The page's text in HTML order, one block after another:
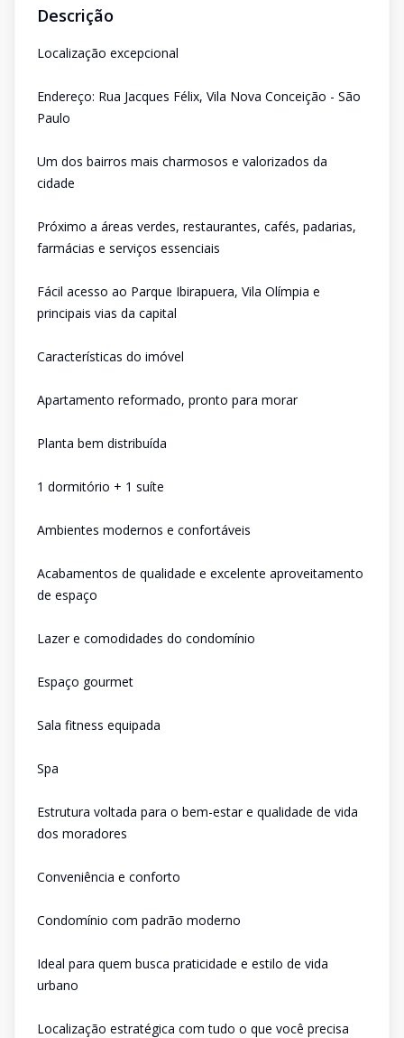
Descrição
Localização excepcional
Endereço: Rua Jacques Félix, Vila Nova Conceição - São
Paulo
Um dos bairros mais charmosos e valorizados da
cidade
Próximo a áreas verdes, restaurantes, cafés, padarias,
farmácias e serviços essenciais
Fácil acesso ao Parque Ibirapuera, Vila Olímpia e
principais vias da capital
Características do imóvel
Apartamento reformado, pronto para morar
Planta bem distribuída
1 dormitório + 1 suíte
Ambientes modernos e confortáveis
Acabamentos de qualidade e excelente aproveitamento
de espaço
Lazer e comodidades do condomínio
Espaço gourmet
Sala fitness equipada
Spa
Estrutura voltada para o bem-estar e qualidade de vida
dos moradores
Conveniência e conforto
Condomínio com padrão moderno
Ideal para quem busca praticidade e estilo de vida
urbano
Localização estratégica com tudo o que você precisa